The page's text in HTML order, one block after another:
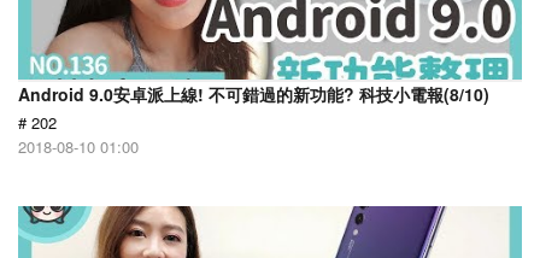
Android 9.0安卓派上線! 不可錯過的新功能? 科技小電報(8/10)
# 202
2018-08-10 01:00